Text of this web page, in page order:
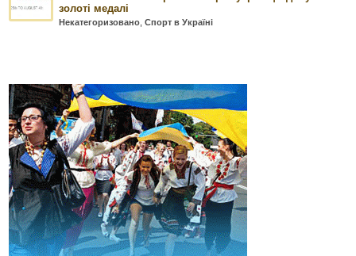
золоті медалі
Некатегоризовано ,Спорт в Україні